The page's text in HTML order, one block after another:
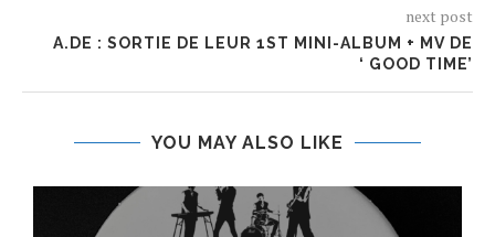
next post
A.DE : SORTIE DE LEUR 1ST MINI-ALBUM + MV DE
‘ GOOD TIME’
YOU MAY ALSO LIKE